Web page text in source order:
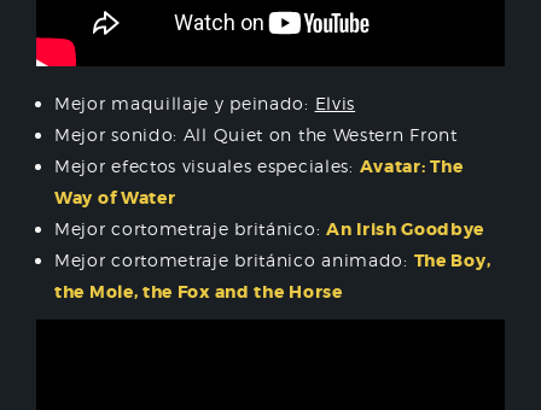
Mejor maquillaje y peinado: Elvis
Mejor sonido: All Quiet on the Western Front
Mejor efectos visuales especiales: Avatar: The
Way of Water
Mejor cortometraje británico: An Irish Goodbye
Mejor cortometraje británico animado: The Boy,
the Mole, the Fox and the Horse